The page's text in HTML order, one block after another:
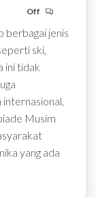
Off
berbagai jenis
ski,
ini tidak
Musim
yang ada